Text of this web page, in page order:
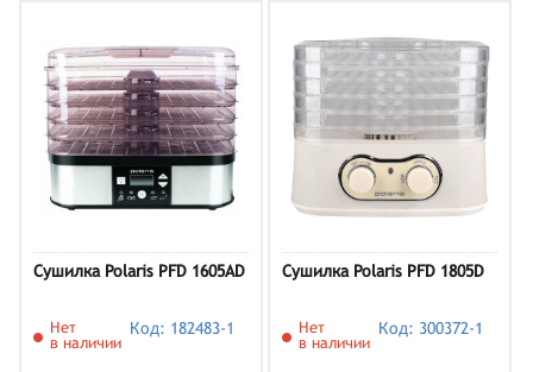
Сушилка Polaris PFD 1605AD
Нет
в наличии
Код: 182483-1
Сушилка Polaris PFD 1805D
Нет
в наличии
Код: 300372-1